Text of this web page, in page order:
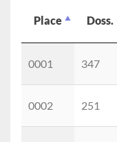
Place Doss.
0001
347
0002 251